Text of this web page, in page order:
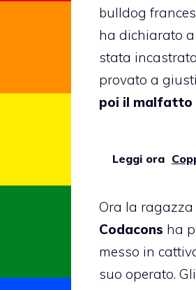
bulldog
ha dichiarato
stata
provato a
poi il malfatto
Leggi ora
Ora la
Codacons ha
messo in
suo operato.